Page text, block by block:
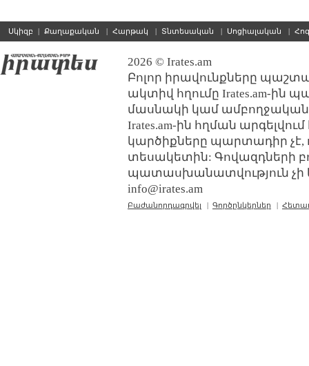
Սկիզբ | Քաղաքական | Հարթակ | Տնտեսական | Սոցիալական |
2026 © Irates.am
Բոլոր իրավունքները
ակտիվ հղումը Irates.am-ին
մասնակի կամ ամբողջական
Irates.am-ին հղման
կարծիքները պարտադիր չէ,
տեսակետին: Գովազդների
պատասխանատվություն չի
info@irates.am
Բաժանորդագրվել | Գործընկերներ |